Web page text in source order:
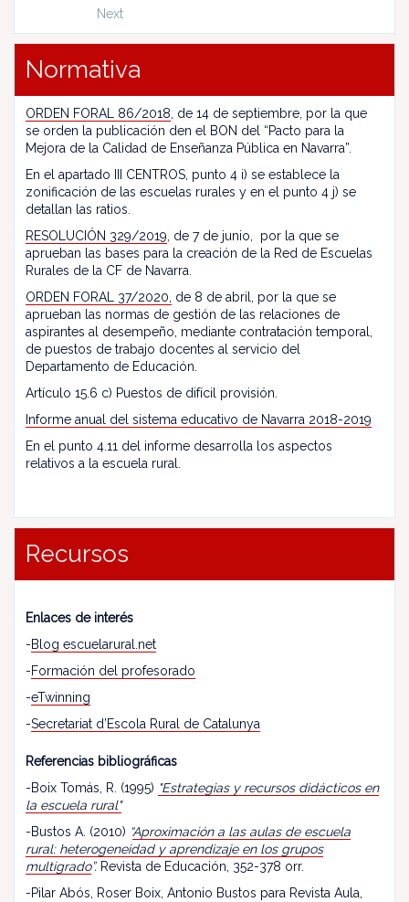
Next
Normativa
ORDEN FORAL 86/2018 , de 14 de septiembre, por la que
se orden la publicación den el BON del “Pacto para la
Mejora de la Calidad de Enseñanza Pública en Navarra”.
En el apartado III CENTROS, punto 4 i) se establece la
zonificación de las escuelas rurales y en el punto 4 j) se
detallan las ratios.
RESOLUCIÓN 329/2019 , de 7 de junio, por la que se
aprueban las bases para la creación de la Red de Escuelas
Rurales de la CF de Navarra.
ORDEN FORAL 37/2020, de 8 de abril, por la que se
aprueban las normas de gestión de las relaciones de
aspirantes al desempeño, mediante contratación temporal,
de puestos de trabajo docentes al servicio del
Departamento de Educación.
Artículo 15.6 c) Puestos de difícil provisión.
Informe anual del sistema educativo de Navarra 2018-2019
En el punto 4.11 del informe desarrolla los aspectos
relativos a la escuela rural.
Recursos
Enlaces de interés
-Blog escuelarural.net
-Formación del profesorado
-eTwinning
-Secretariat d’Escola Rural de Catalunya
Referencias bibliográficas
-Boix Tomás, R. (1995) "Estrategias y recursos didácticos en
la escuela rural"
-Bustos A. (2010) “Aproximación a las aulas de escuela
rural: heterogeneidad y aprendizaje en los grupos
multigrado”. Revista de Educación, 352-378 orr.
-Pilar Abós, Roser Boix, Antonio Bustos para Revista Aula,